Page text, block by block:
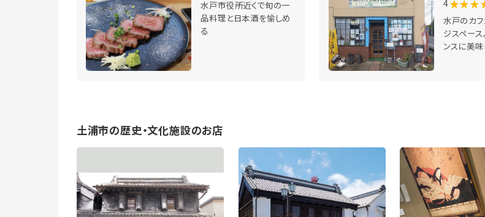
水戸市役所近くで旬の一
品料理と日本酒を愉しめ
る
4
水戸のカフ
ジスペース
ンスに美
土浦市の歴史・文化施設のお店